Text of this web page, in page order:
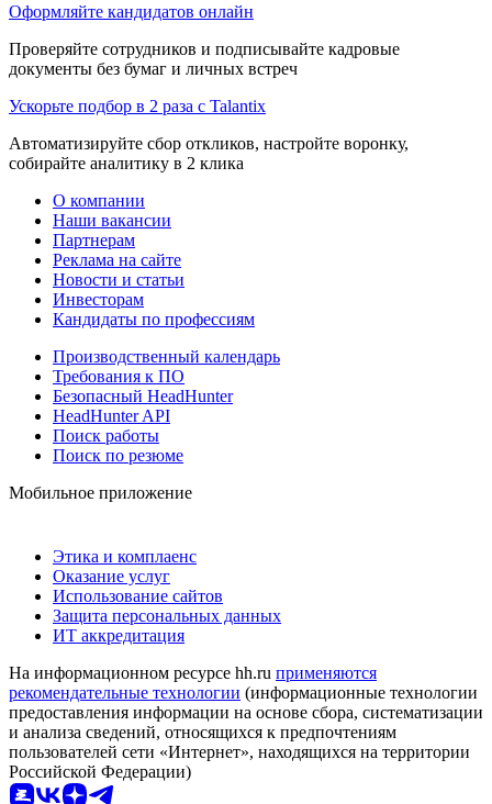
Оформляйте кандидатов онлайн
Проверяйте сотрудников и подписывайте кадровые
документы без бумаг и личных встреч
Ускорьте подбор в 2 раза с Talantix
Автоматизируйте сбор откликов, настройте воронку,
собирайте аналитику в 2 клика
О компании
Наши вакансии
Партнерам
Реклама на сайте
Новости и статьи
Инвесторам
Кандидаты по профессиям
Производственный календарь
Требования к ПО
Безопасный HeadHunter
HeadHunter API
Поиск работы
Поиск по резюме
Мобильное приложение
Этика и комплаенс
Оказание услуг
Использование сайтов
Защита персональных данных
ИТ аккредитация
На информационном ресурсе hh.ru применяются
рекомендательные технологии (информационные технологии
предоставления информации на основе сбора, систематизации
и анализа сведений, относящихся к предпочтениям
пользователей сети «Интернет», находящихся на территории
Российской Федерации)